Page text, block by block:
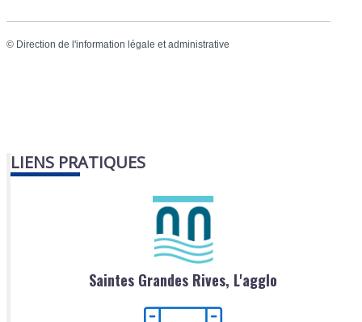
© Direction de l'information légale et administrative
LIENS PRATIQUES
Saintes Grandes Rives, L'agglo